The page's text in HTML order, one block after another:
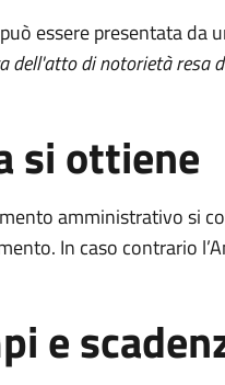
essere presentata da
dell'atto di notorietà resa
si ottiene
amministrativo si
In caso contrario
e